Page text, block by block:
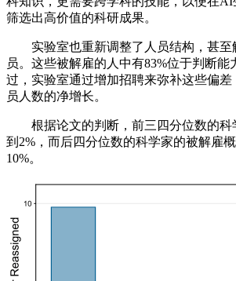
筛选出高价值的科研成果。
实验室也重新调整了人员结构，甚至
员。这些被解雇的人中有83%位于判断能
过，实验室通过增加招聘来弥补这些偏差
员人数的净增长。
根据论文的判断，前三四分位数的科
到2%，而后四分位数的科学家的被解雇
10%。